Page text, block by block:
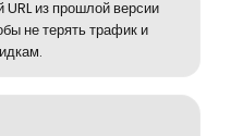
из прошлой версии
не терять трафик и